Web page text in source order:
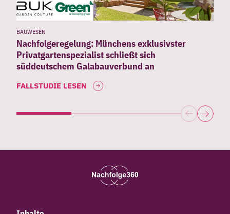
Nachfolgeregelung: Münchens exklusivster
Privatgartenspezialist schließt sich
süddeutschem Galabauverbund an
BAUWESEN
FALLSTUDIE LESEN